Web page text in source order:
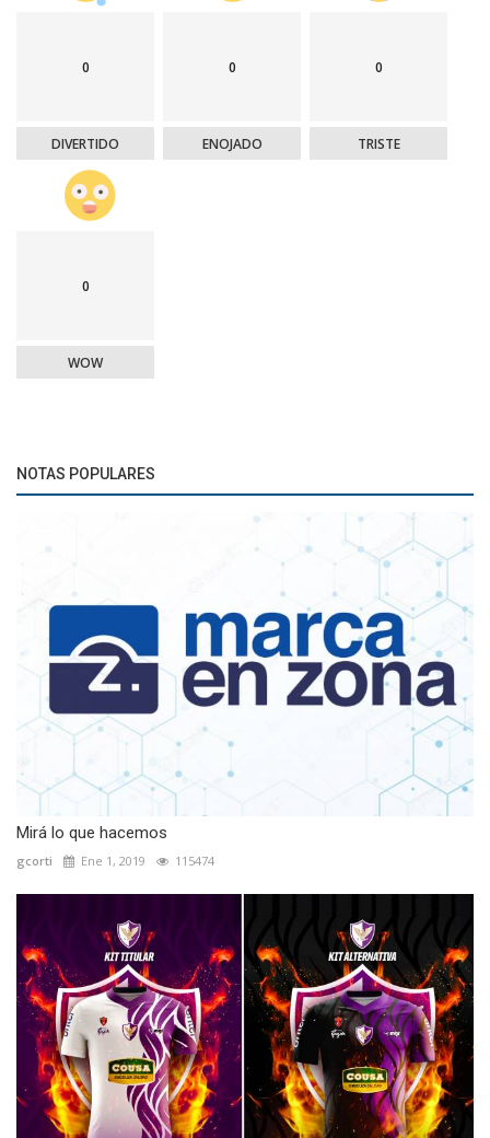
0
DIVERTIDO
0
ENOJADO
0
TRISTE
0
WOW
NOTAS POPULARES
Mirá lo que hacemos
gcorti Ene 1, 2019 115474